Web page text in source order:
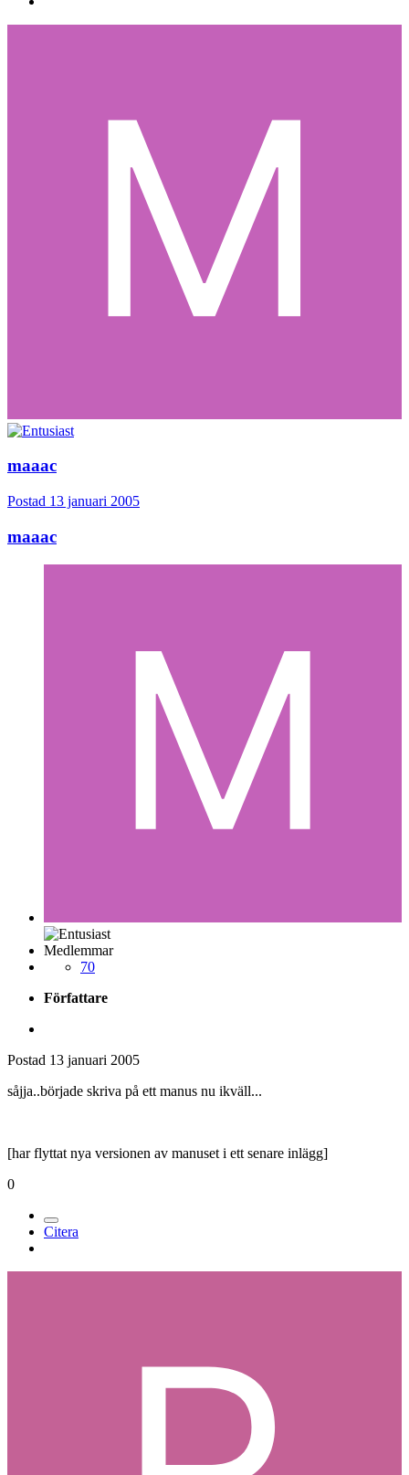
maaac
Postad 13 januari 2005
maaac
Medlemmar
70
Författare
Postad 13 januari 2005
såjja..började skriva på ett manus nu ikväll...
[har flyttat nya versionen av manuset i ett senare inlägg]
0
Citera